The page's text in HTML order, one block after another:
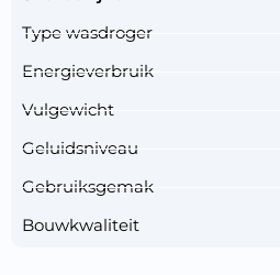
Type wasdroger
Energieverbruik
Vulgewicht
Geluidsniveau
Gebruiksgemak
Bouwkwaliteit